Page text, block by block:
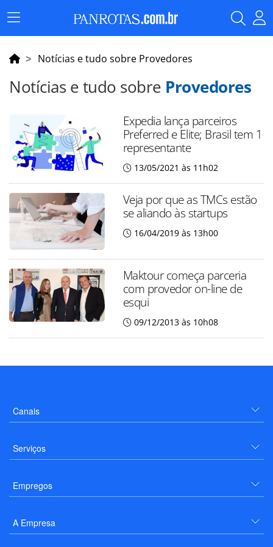
Menu
Principal
Notícias e tudo sobre Provedores
Notícias e tudo sobre Provedores
Expedia lança parceiros
Preferred e Elite; Brasil tem 1
representante
13/05/2021 às 11h02
Veja por que as TMCs estão
se aliando às startups
16/04/2019 às 13h00
Maktour começa parceria
com provedor on-line de
esqui
09/12/2013 às 10h08
Canais
Serviços
Empregos
A Empresa